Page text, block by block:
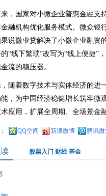
，国家对小微企业普惠金融支
融机构优化服务模式。微众银
说微业贷解决了小微企业融资
“线下繁琐”改写为“线上便捷”
流的稳压器。
随着数字技术与实体经济的进
能，为中国经济稳健增长筑牢微
应用，扩展全周期、全场景金
QQ空间 新浪微博 腾讯微
股票入门 财经 基金